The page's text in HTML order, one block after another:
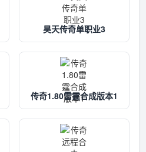
昊天传奇单职业3
传奇1.80雷霆合成版本1